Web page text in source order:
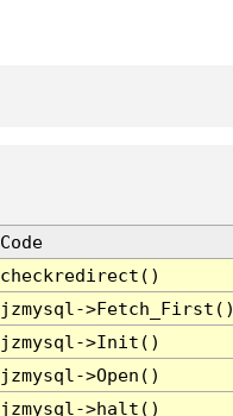
Code
checkredirect()
jzmysql-
jzmysql->Init()
jzmysql->Open()
jzmysql->halt()